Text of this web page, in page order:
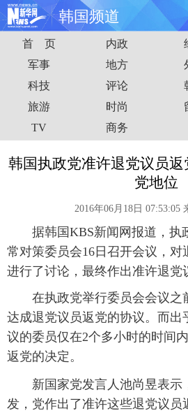
韩国频道
首页 时政
娱乐 体育
时尚 思客
港澳 台湾
图片 视频
旅游 健康
金融 公益
富媒体 摄影
首 页 内政
军事
地方
科技
评论
旅游
时尚
TV
商务
韩国执政党准许退党议员
党地位
2016年06月18日 07:53:05
据韩国KBS新闻网报道，执
常对策委员会16日召开会议，对
进行了讨论，最终作出准许退党
在执政党举行委员会会议之
达成退党议员返党的协议。而出
议的委员仅在2个多小时的时间
返党的决定。
新国家党发言人池尚昱表示
发，党作出了准许这些退党议员